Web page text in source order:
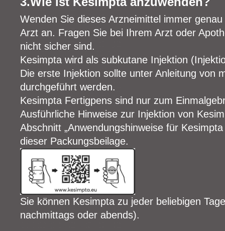
Wenden Sie dieses Arzneimittel immer
Arzt an. Fragen Sie bei Ihrem Arzt oder
nicht sicher sind.
Kesimpta wird als subkutane Injektion
Die erste Injektion sollte unter Anleitung von
durchgeführt werden.
Kesimpta Fertigpens sind nur zum
Ausführliche Hinweise zur Injektion von
Abschnitt „Anwendungshinweise für
dieser Packungsbeilage.
Sie können Kesimpta zu jeder beliebigen
nachmittags oder abends).